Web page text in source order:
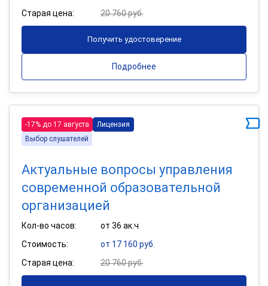
Старая цена:
20 760 руб.
Получить удостоверение
Подробнее
-17% до 17 августа
Лицензия
Выбор слушателей
Актуальные вопросы управления
современной образовательной
организацией
Кол-во часов:
от 36 ак.ч
Стоимость:
от 17 160 руб.
Старая цена:
20 760 руб.